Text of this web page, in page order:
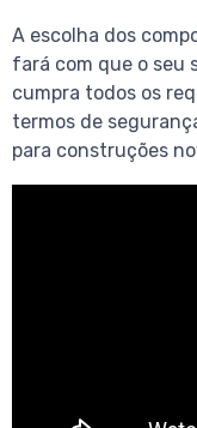
A escolha dos
fará com que o seu
cumpra todos os
termos de
para construções